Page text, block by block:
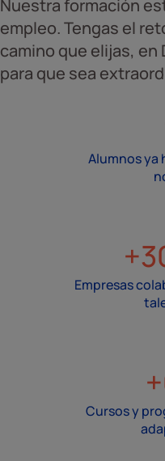
Nuestra formación
empleo. Tengas el
camino que elijas, en
para que sea
Alumnos ya
Empresas
Cursos y